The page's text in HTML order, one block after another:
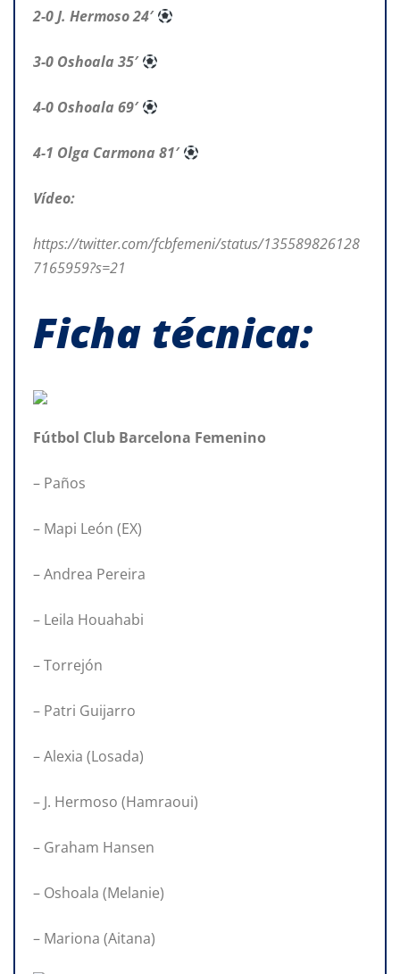
2-0 J. Hermoso 24′
3-0 Oshoala 35′
4-0 Oshoala 69′
4-1 Olga Carmona 81′
Vídeo:
https://twitter.com/fcbfemeni/status/135589826128
7165959?s=21
Ficha técnica:
Fútbol Club Barcelona Femenino
– Paños
– Mapi León (EX)
– Andrea Pereira
– Leila Houahabi
– Torrejón
– Patri Guijarro
– Alexia (Losada)
– J. Hermoso (Hamraoui)
– Graham Hansen
– Oshoala (Melanie)
– Mariona (Aitana)